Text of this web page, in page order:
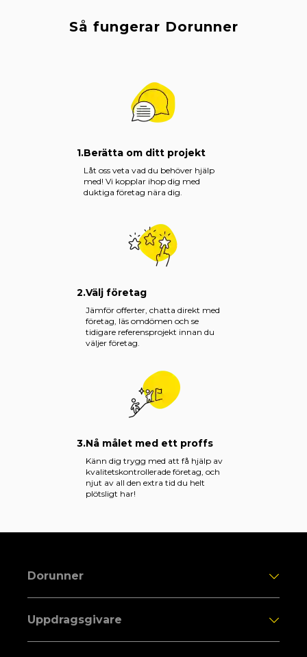
Så fungerar Dorunner
1.Berätta om ditt projekt
Låt oss veta vad du behöver hjälp
med! Vi kopplar ihop dig med
duktiga företag nära dig.
2.Välj företag
Jämför offerter, chatta direkt med
företag, läs omdömen och se
tidigare referensprojekt innan du
väljer företag.
3.Nå målet med ett proffs
Känn dig trygg med att få hjälp av
kvalitetskontrollerade företag, och
njut av all den extra tid du helt
plötsligt har!
Dorunner
Uppdragsgivare